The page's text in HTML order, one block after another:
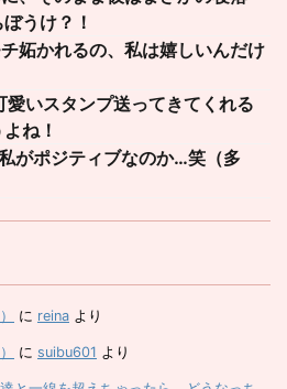
うけ？！
妬かれるの、私は嬉しいんだけ
いスタンプ送ってきてくれる
ね！
がポジティブなのか…笑（多
に reina より
に suibu601 より